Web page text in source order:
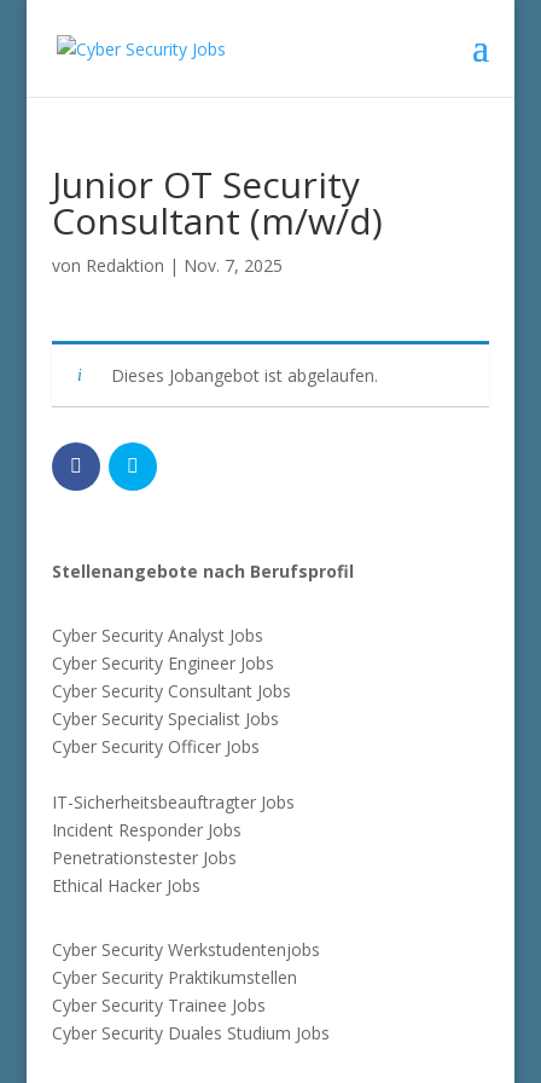
Junior OT Security
Consultant (m/w/d)
von Redaktion | Nov. 7, 2025
Dieses Jobangebot ist abgelaufen.
Stellenangebote nach Berufsprofil
Cyber Security Analyst Jobs
Cyber Security Engineer Jobs
Cyber Security Consultant Jobs
Cyber Security Specialist Jobs
Cyber Security Officer Jobs
IT-Sicherheitsbeauftragter Jobs
Incident Responder Jobs
Penetrationstester Jobs
Ethical Hacker Jobs
Cyber Security Werkstudentenjobs
Cyber Security Praktikumstellen
Cyber Security Trainee Jobs
Cyber Security Duales Studium Jobs